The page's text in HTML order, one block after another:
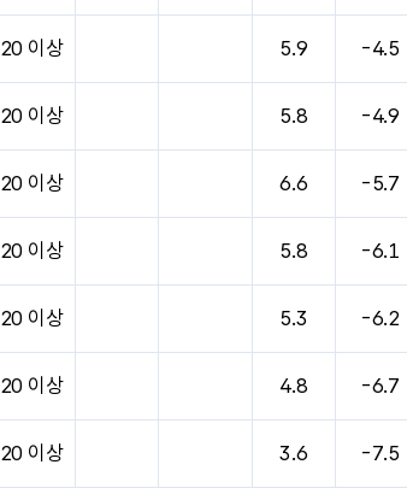
20 이상 5.9 -4.5
20 이상 5.8 -4.9
20 이상 6.6 -5.7
20 이상 5.8 -6.1
20 이상 5.3 -6.2
20 이상 4.8 -6.7
20 이상 3.6 -7.5